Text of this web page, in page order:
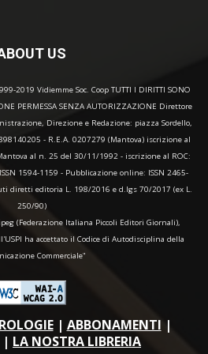
US
2019 Vidiemme Soc. Coop TUTTI I DIRITTI SONO
PERMESSA SENZA AUTORIZZAZIONE Direttore
Direzione e Redazione: piazza Sordello,
- R.E.A. 0207279 (Mantova) iscrizione al
al n. 25 del 30/11/1992 - iscrizione al ROC:
1594-1159 - Pubblicazione online: ISSN 2465-
diretti editoria L. 198/2016 e d.lgs 70/2017 (ex L.
250/90)
(Federazione Italiana Piccoli Editori Giornali),
ha accettato il Codice di Autodisciplina della
Commerciale"
| ABBONAMENTI |
| LA NOSTRA LIBRERIA